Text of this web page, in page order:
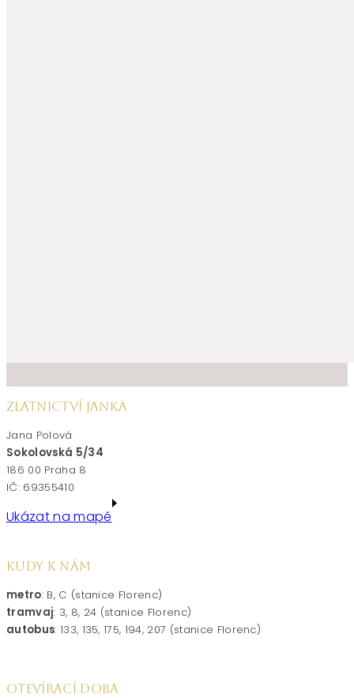
ZLATNICTVÍ JANKA
Jana Polová
Sokolovská 5/34
186 00 Praha 8
IČ: 69355410
Ukázat na mapě
KUDY K NÁM
metro: B, C (stanice Florenc)
tramvaj: 3, 8, 24 (stanice Florenc)
autobus: 133, 135, 175, 194, 207 (stanice Florenc)
OTEVÍRACÍ DOBA